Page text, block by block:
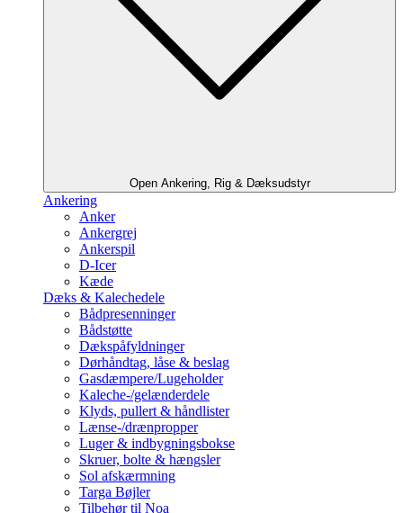
Open Ankering, Rig & Dæksudstyr
Ankering
Anker
Ankergrej
Ankerspil
D-Icer
Kæde
Dæks & Kalechedele
Bådpresenninger
Bådstøtte
Dækspåfyldninger
Dørhåndtag, låse & beslag
Gasdæmpere/Lugeholder
Kaleche-/gelænderdele
Klyds, pullert & håndlister
Lænse-/drænpropper
Luger & indbygningsbokse
Skruer, bolte & hængsler
Sol afskærmning
Targa Bøjler
Tilbehør til Noa